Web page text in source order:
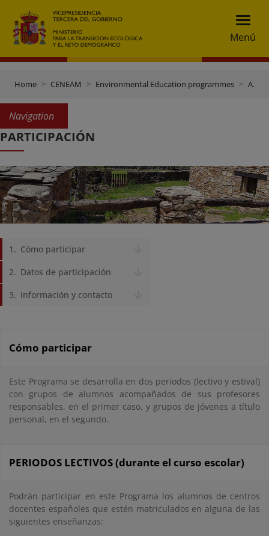
Menú
Home CENEAM Environmental Education programmes Abandoned villages
Navigation
PARTICIPACIÓN
Cómo participar
Datos de participación
Información y contacto
Cómo participar
Este Programa se desarrolla en dos periodos (lectivo y estival)
con grupos de alumnos acompañados de sus profesores
responsables, en el primer caso, y grupos de jóvenes a título
personal, en el segundo.
PERIODOS LECTIVOS (durante el curso escolar)
Podrán participar en este Programa los alumnos de centros
docentes españoles que estén matriculados en alguna de las
siguientes enseñanzas: